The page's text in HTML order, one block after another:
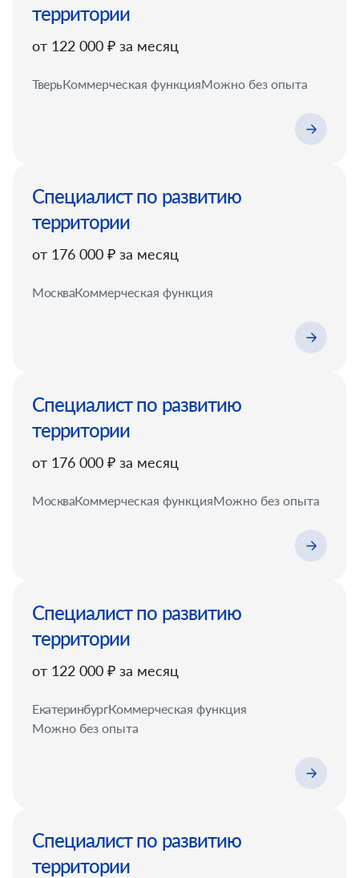
территории
от 122 000 ₽ за месяц
ТверьКоммерческая функцияМожно без опыта
Специалист по развитию
территории
от 176 000 ₽ за месяц
МоскваКоммерческая функция
Специалист по развитию
территории
от 176 000 ₽ за месяц
МоскваКоммерческая функцияМожно без опыта
Специалист по развитию
территории
от 122 000 ₽ за месяц
ЕкатеринбургКоммерческая функция
Можно без опыта
Специалист по развитию
территории